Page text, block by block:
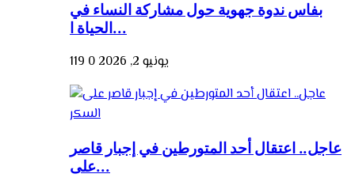
بفاس ندوة جهوية حول مشاركة النساء في
الحياة ا...
يونيو 2, 2026 0
119
عاجل.. اعتقال أحد المتورطين في إجبار قاصر
على...